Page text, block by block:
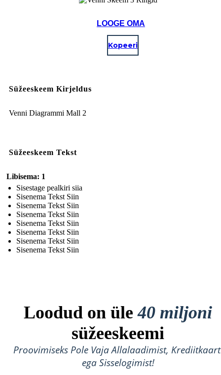
LOOGE OMA
Kopeeri
Süžeeskeem Kirjeldus
Venni Diagrammi Mall 2
Süžeeskeem Tekst
Libisema: 1
Sisestage pealkiri siia
Sisenema Tekst Siin
Sisenema Tekst Siin
Sisenema Tekst Siin
Sisenema Tekst Siin
Sisenema Tekst Siin
Sisenema Tekst Siin
Sisenema Tekst Siin
Loodud on üle40 miljoni
süžeeskeemi
Proovimiseks Pole Vaja Allalaadimist,
ega Sisselogimist!